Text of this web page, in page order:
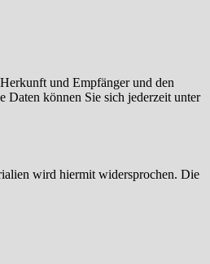
und Empfänger und den
Daten können Sie sich jederzeit unter
wird hiermit widersprochen. Die